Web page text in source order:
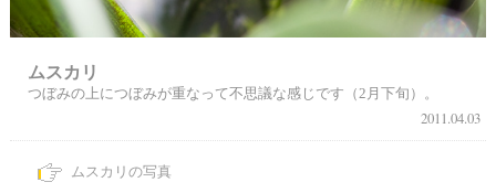
ムスカリ
つぼみの上につぼみが重なって不思議な感じです（2月下旬）。
2011.04.03
ムスカリの写真